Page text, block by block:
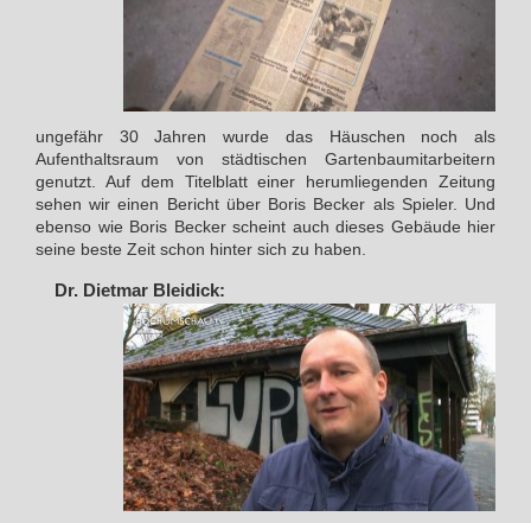
ungefähr 30 Jahren wurde das Häuschen noch als
Aufenthaltsraum von städtischen Gartenbaumitarbeitern
genutzt. Auf dem Titelblatt einer herumliegenden Zeitung
sehen wir einen Bericht über Boris Becker als Spieler. Und
ebenso wie Boris Becker scheint auch dieses Gebäude hier
seine beste Zeit schon hinter sich zu haben.
Dr. Dietmar Bleidick: